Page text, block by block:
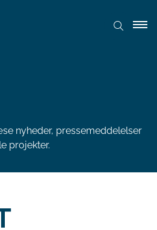
nyheder, pressemeddelelser
projekter.